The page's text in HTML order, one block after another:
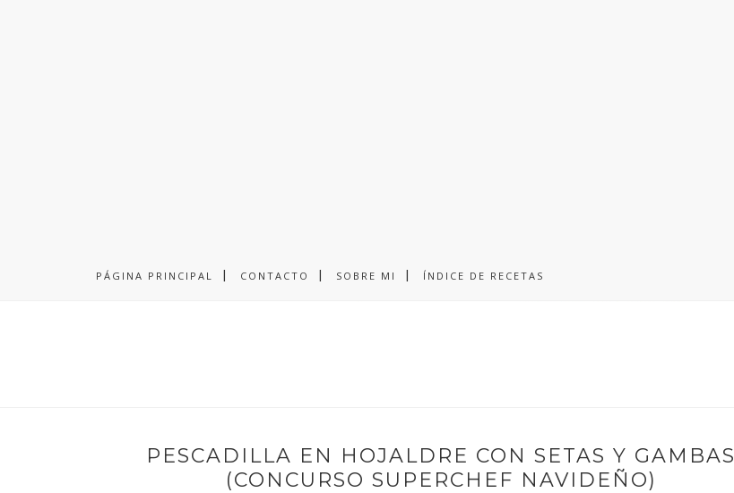
PÁGINA PRINCIPAL CONTACTO SOBRE MI ÍNDICE DE RECETAS
PESCADILLA EN HOJALDRE CON SETAS Y GAMBAS
(CONCURSO SUPERCHEF NAVIDEÑO)